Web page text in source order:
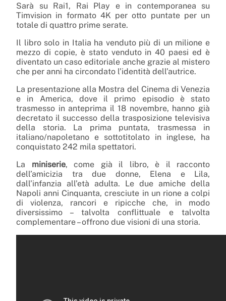
Sarà su Rai1, Rai Play e in contemporanea su
Timvision in formato 4K per otto puntate per un
totale di quattro prime serate.
Il libro solo in Italia ha venduto più di un milione e
mezzo di copie, è stato venduto in 40 paesi ed è
diventato un caso editoriale anche grazie al mistero
che per anni ha circondato l’identità dell’autrice.
La presentazione alla Mostra del Cinema di Venezia
e in America, dove il primo episodio è stato
trasmesso in anteprima il 18 novembre, hanno già
decretato il successo della trasposizione televisiva
della storia. La prima puntata, trasmessa in
italiano/napoletano e sottotitolato in inglese, ha
conquistato 242 mila spettatori.
La miniserie, come già il libro, è il racconto
dell’amicizia tra due donne, Elena e Lila,
dall’infanzia all’età adulta. Le due amiche della
Napoli anni Cinquanta, cresciute in un rione a colpi
di violenza, rancori e ripicche che, in modo
diversissimo – talvolta conflittuale e talvolta
complementare – offrono due visioni di una storia.